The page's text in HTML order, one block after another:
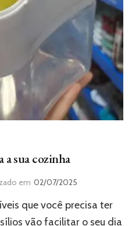
sua cozinha
em 02/07/2025
que você precisa ter
vão facilitar o seu dia